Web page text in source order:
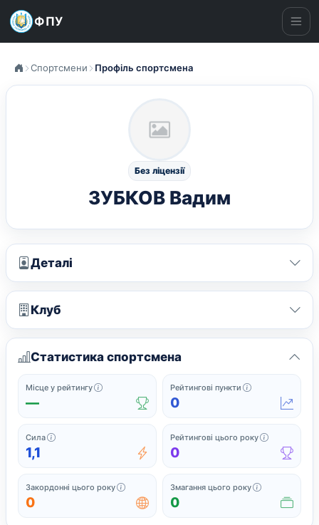
ФПУ
Спортсмени Профіль спортсмена
Без ліцензії
ЗУБКОВ Вадим
Деталі
Клуб
Статистика спортсмена
Місце у рейтингу Офіційне місце у поточному рейтингу серед
—
Рейтингові пункти Поточні
0
Сила Сила підсумовує найсильніші нещодавні рейтингові
1,1
Рейтингові цього року Завершені
0
Закордонні цього року Закордонні змагання, у яких спортсмен грав
0
Змагання цього року Усі
0